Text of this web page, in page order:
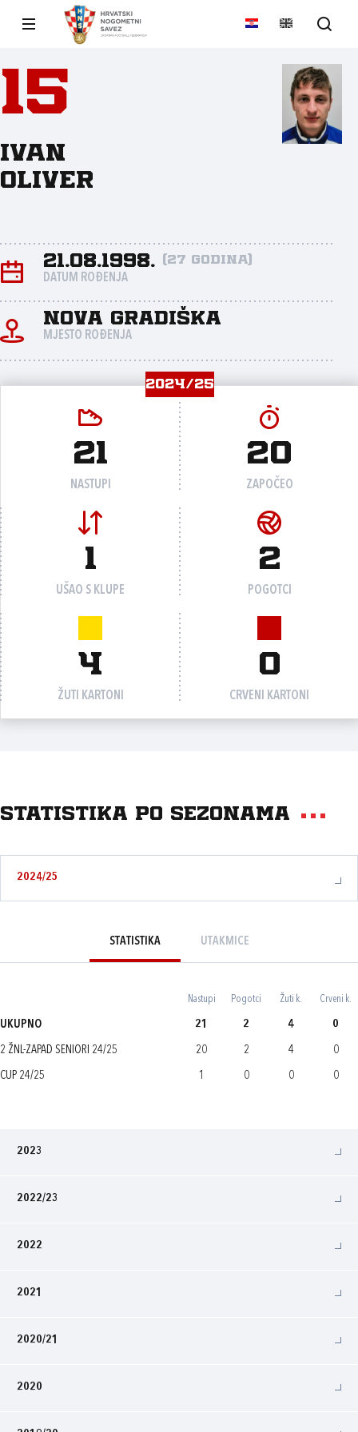
15
Ivan
Oliver
21.08.1998. (27 godina)
DATUM ROĐENJA
Nova Gradiška
MJESTO ROĐENJA
2024/25
21
NASTUPI
20
ZAPOČEO
1
UŠAO S KLUPE
2
POGOTCI
4
ŽUTI KARTONI
0
CRVENI KARTONI
Statistika po sezonama
2024/25
STATISTIKA UTAKMICE
Nastupi Pogotci Žuti k. Crveni k.
UKUPNO 21 2 4 0
2 ŽNL-ZAPAD SENIORI 24/25 20 2 4 0
CUP 24/25 1 0 0 0
2023
2022/23
2022
2021
2020/21
2020